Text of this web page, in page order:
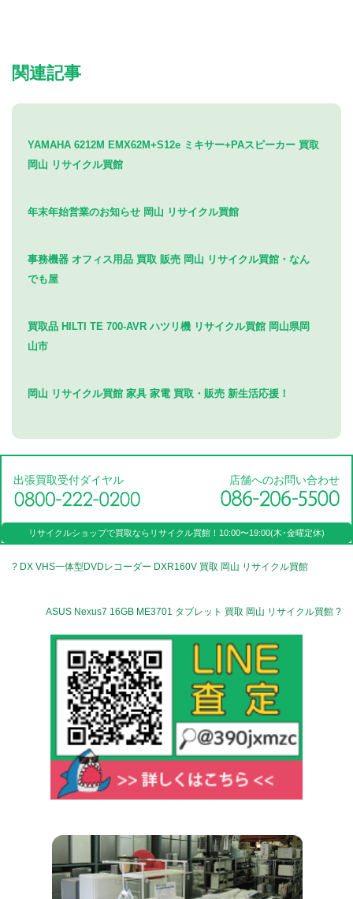
関連記事
YAMAHA 6212M EMX62M+S12e ミキサー+PAスピーカー 買取
岡山 リサイクル買館
年末年始営業のお知らせ 岡山 リサイクル買館
事務機器 オフィス用品 買取 販売 岡山 リサイクル買館・なん
でも屋
買取品 HILTI TE 700-AVR ハツリ機 リサイクル買館 岡山県岡
山市
岡山 リサイクル買館 家具 家電 買取・販売 新生活応援！
出張買取受付ダイヤル 店舗へのお問い合わせ
リサイクルショップで買取なら リサイクル買館！ 10:00〜19:00(木･金曜定休)
? DX VHS一体型DVDレコーダー DXR160V 買取 岡山 リサイクル買館
ASUS Nexus7 16GB ME3701 タブレット 買取 岡山 リサイクル買館 ?